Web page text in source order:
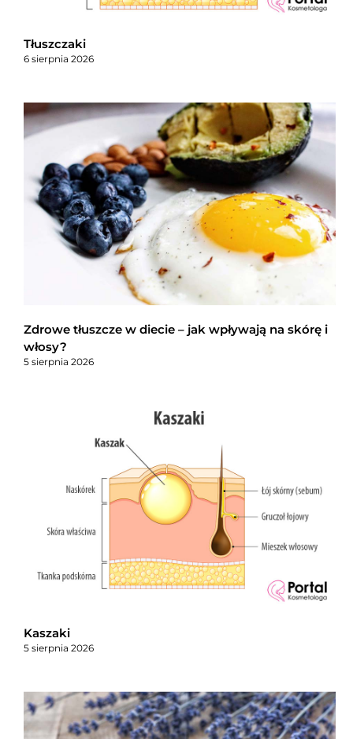
Tłuszczaki
6 sierpnia 2026
Zdrowe tłuszcze w diecie – jak wpływają na skórę i
włosy?
5 sierpnia 2026
Kaszaki
5 sierpnia 2026